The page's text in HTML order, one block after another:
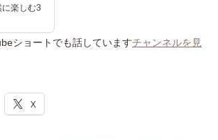
楽しむ3
ショートでも話していますチャンネルを見
X